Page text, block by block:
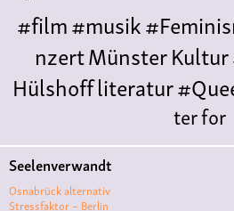
#film#musik
nzertMünsterKultur
Hülshoffliteratur
ter for
LiteraturePolyamorie
Polyamorietreff
Monogamie
Seelenverwandt
Osnabrück alternativ
Stressfaktor – Berlin